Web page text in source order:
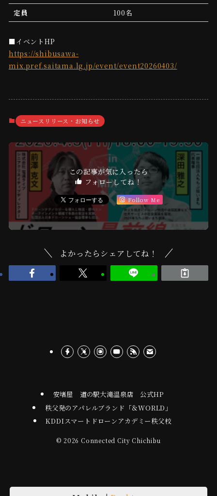
定員
100名
■イベントHP
https://shibusawa-
mix.pref.saitama.lg.jp/event/event20260403/
ニュースリリース・お知らせ
この記事が気に入ったら
フォローしてね！
Follow Me
よかったらシェアしてね！
安堵屋 道の駅大滝温泉店 公式HP
秩父発のアパレルブランド「＆WORLD」
KDDIスマートドローンアカデミー秩父校
© 2026 Connected City Chichibu